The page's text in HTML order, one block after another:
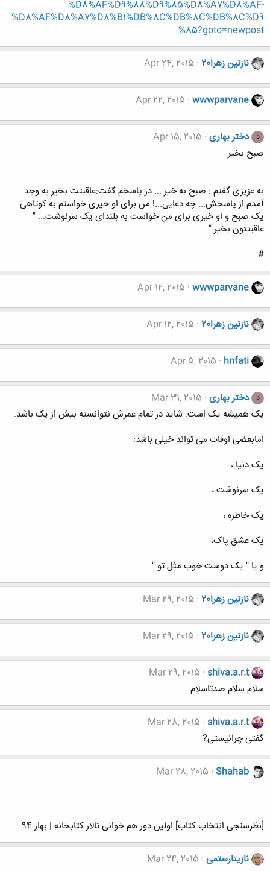
%D8%AF%D9%88%D9%85%D8%A7%D8%AF-
%D8%AF%D8%A7%D8%B1%DB%8C%DB%8C%DB%8C%D9
%85?goto=newpost
نازنين زهرا20 Apr 24, 2015
wwwparvane
Apr 22, 2015
د دختر بهاری Apr 15, 2015
صبح بخیر
به عزیزی گفتم : صبح به خیر ... در پاسخم گفت:عاقبتت بخیر به وجد
آمدم از پاسخش... چه دعایی...! من برای او خیری خواستم به کوتاهی
یک صبح و او خیری برای من خواست به بلندای یک سرنوشت... "
عاقبتتون بخير "
#
wwwparvane
Apr 12, 2015
نازنين زهرا20 Apr 12, 2015
hnfati
Apr 5, 2015
د دختر بهاری Mar 31, 2015
یک همیشه یک است. شاید در تمام عمرش نتوانسته بیش از یک باشد.
امابعضی اوقات می تواند خیلی باشد:
یک دنیا ،
یک سرنوشت ،
یک خاطره ،
یک عشق پاک،
و یا " یک دوست خوب مثل تو "
نازنين زهرا20 Mar 29, 2015
نازنين زهرا20 Mar 29, 2015
shiva.a.r.t
Mar 29, 2015
سلام سلام صدتاسلام
shiva.a.r.t
Mar 28, 2015
گفتى چرانيستى?
Shahab
Mar 28, 2015
[نظرسنجی انتخاب کتاب] اولین دور هم خوانی تالار کتابخانه | بهار 94
نازیتارستمی Mar 24, 2015